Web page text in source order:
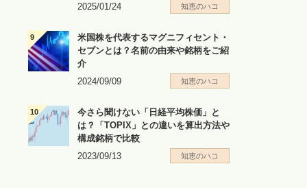
2025/01/24
知恵のハコ
米国株を代表するマグニフィセント・
セブンとは？名前の由来や銘柄をご紹
介
2024/09/09
知恵のハコ
今さら聞けない「日経平均株価」と
は？「TOPIX」との違いを算出方法や
構成銘柄で比較
2023/09/13
知恵のハコ